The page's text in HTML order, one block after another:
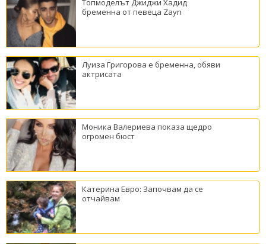
Топмоделът Джиджи Хадид
бременна от певеца Zayn
Луиза Григорова е бременна, обяви
актрисата
Моника Валериева показа щедро
огромен бюст
Катерина Евро: Започвам да се
отчайвам